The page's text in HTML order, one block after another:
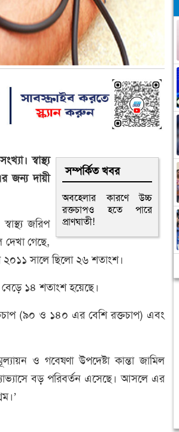
সম্পর্কিত খবর
অবহেলার কারণে উচ্চ
রক্তচাপও হতে পারে
প্রাণঘাতী!
স্বাস্থ্য
জন্য দায়ী
জরিপ
গেছে,
২০১১ সালে ছিলো ২৬ শতাংশ।
১৪ শতাংশ হয়েছে।
(৯০ ও ১৪০ এর বেশি রক্তচাপ) এবং
ও গবেষণা উপদেষ্টা কান্তা জামিল
বড় পরিবর্তন এসেছে। আসলে এর